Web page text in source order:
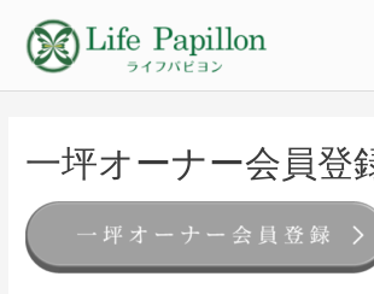
一坪オーナー会員登